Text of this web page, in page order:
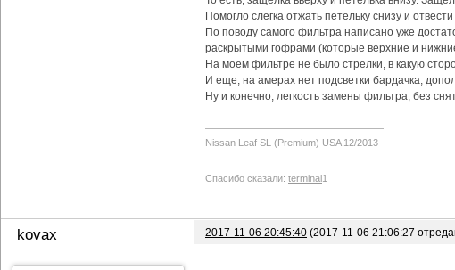
Помогло слегка отжать петельку снизу и
По поводу самого фильтра написано уже
раскрытыми гофрами (которые верхние и
На моем фильтре не было стрелки, в какую
И еще, на амерах нет подсветки бардачка,
Ну и конечно, легкость замены фильтра, без
Nissan Leaf SL (Premium) USA 12/2013
Спасибо сказали: terminal 1
kovax 2017-11-06 20:45:40 (2017-11-06 21:06:27